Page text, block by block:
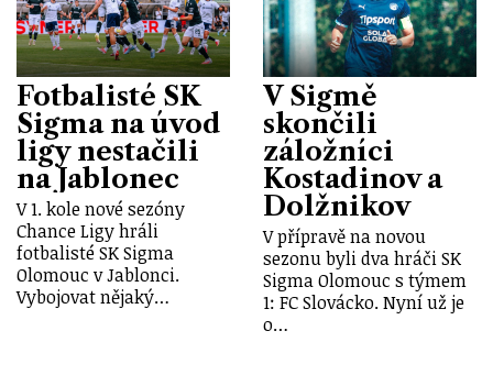
Fotbalisté SK
Sigma na úvod
ligy nestačili
na Jablonec
V 1. kole nové sezóny
Chance Ligy hráli
fotbalisté SK Sigma
Olomouc v Jablonci.
Vybojovat nějaký…
V Sigmě
skončili
záložníci
Kostadinov a
Dolžnikov
V přípravě na novou
sezonu byli dva hráči SK
Sigma Olomouc s týmem
1: FC Slovácko. Nyní už je
o…